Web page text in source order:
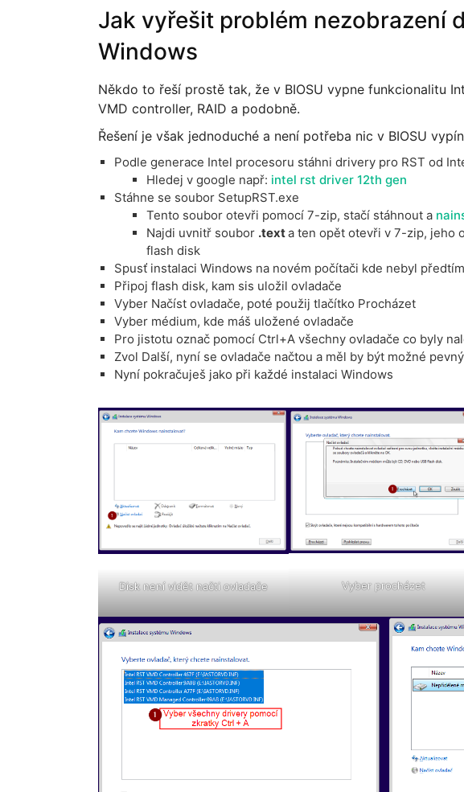
Jak vyřešit problém nezobrazení
Windows
Někdo to řeší prostě tak, že v BIOSU vypne funkcionalitu
VMD controller, RAID a podobně.
Řešení je však jednoduché a není potřeba nic v BIOSU
Podle generace Intel procesoru stáhni drivery pro RST od
Hledej v google např: intel rst driver 12th gen
Stáhne se soubor SetupRST.exe
Tento soubor otevři pomocí 7-zip, stačí stáhnout a
Najdi uvnitř soubor .texta ten opět otevři v 7-zip, jeho
flash disk
Spusť instalaci Windows na novém počítači kde nebyl
Připoj flash disk, kam sis uložil ovladače
Vyber Načíst ovladače, poté použij tlačítko Procházet
Vyber médium, kde máš uložené ovladače
Pro jistotu označ pomocí Ctrl+A všechny ovladače co byly
Zvol Další, nyní se ovladače načtou a měl by být možné
Nyní pokračuješ jako při každé instalaci Windows
Disk není vidět načti ovladače Vyber procházet